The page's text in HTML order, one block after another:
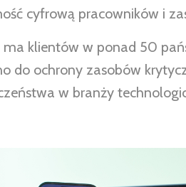
cyfrową pracowników i
ma klientów w ponad 50
do ochrony zasobów
w branży